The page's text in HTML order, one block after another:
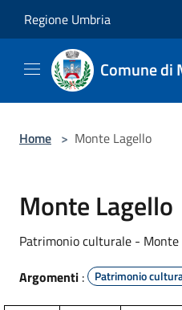
Regione Umbria
Comune di
Home > Monte Lagello
Monte Lagello
Patrimonio culturale - Monte
Argomenti : Patrimonio